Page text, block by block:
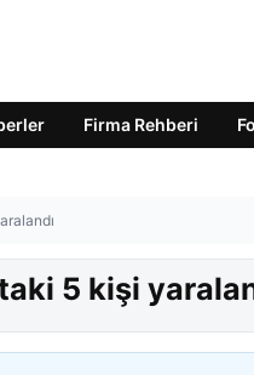
Firma Rehberi
5 kişi